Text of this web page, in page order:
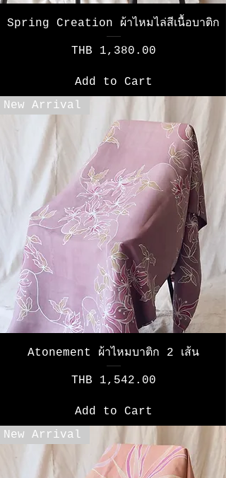
Spring Creation ผ้าไหมไล่สีเนื้อบาติก
Price
THB 1,380.00
Add to Cart
New Arrival
Atonement ผ้าไหมบาติก 2 เส้น
Price
THB 1,542.00
Add to Cart
New Arrival